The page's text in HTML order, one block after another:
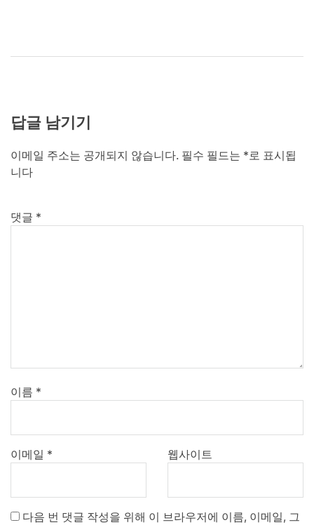
답글 남기기
이메일 주소는 공개되지 않습니다. 필수 필드는 *로 표시됩
니다
댓글 *
이름 *
이메일 * 웹사이트
다음 번 댓글 작성을 위해 이 브라우저에 이름, 이메일, 그